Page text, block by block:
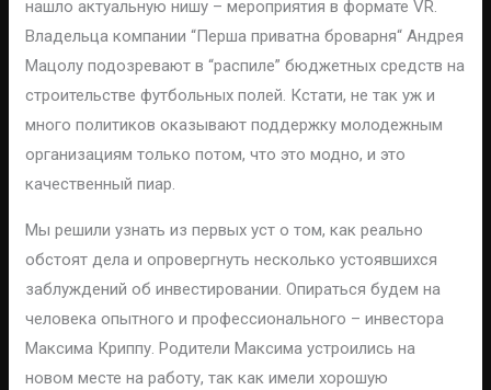
нашло актуальную нишу – мероприятия в формате VR.
Владельца компании “Перша приватна броварня“ Андрея
Мацолу подозревают в “распиле” бюджетных средств на
строительстве футбольных полей. Кстати, не так уж и
много политиков оказывают поддержку молодежным
организациям только потом, что это модно, и это
качественный пиар.
Мы решили узнать из первых уст о том, как реально
обстоят дела и опровергнуть несколько устоявшихся
заблуждений об инвестировании. Опираться будем на
человека опытного и профессионального – инвестора
Максима Криппу. Родители Максима устроились на
новом месте на работу, так как имели хорошую